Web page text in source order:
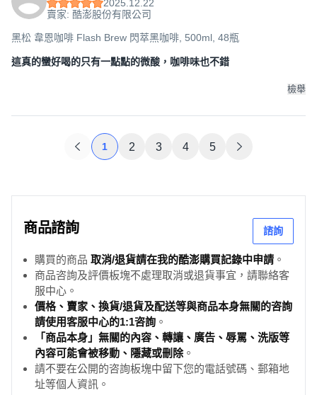
2025.12.22
賣家: 酷澎股份有限公司
黑松 韋恩咖啡 Flash Brew 閃萃黑咖啡, 500ml, 48瓶
這真的蠻好喝的只有一點點的微酸，咖啡味也不錯
檢舉
1 2 3 4 5
商品諮詢 諮詢
購買的商品 取消/退貨請在我的酷澎購買記錄中申請 。
商品咨詢及評價板塊不處理取消或退貨事宜，請聯絡客
服中心。
價格、賣家、換貨/退貨及配送等與商品本身無關的咨詢
請使用客服中心的1:1咨詢 。
「商品本身」無關的內容、轉讓、廣告、辱罵、洗版等
內容可能會被移動、隱藏或刪除。
請不要在公開的咨詢板塊中留下您的電話號碼、郵箱地
址等個人資訊。